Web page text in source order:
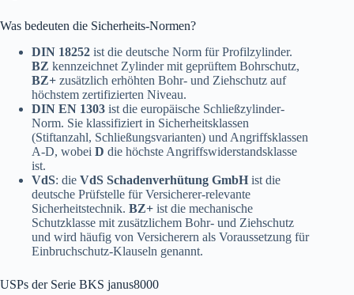
Was bedeuten die Sicherheits-Normen?
DIN 18252 ist die deutsche Norm für Profilzylinder.
BZ kennzeichnet Zylinder mit geprüftem Bohrschutz,
BZ+ zusätzlich erhöhten Bohr- und Ziehschutz auf
höchstem zertifizierten Niveau.
DIN EN 1303 ist die europäische Schließzylinder-
Norm. Sie klassifiziert in Sicherheitsklassen
(Stiftanzahl, Schließungsvarianten) und Angriffsklassen
A-D, wobei D die höchste Angriffswiderstandsklasse
ist.
VdS: die VdS Schadenverhütung GmbH ist die
deutsche Prüfstelle für Versicherer-relevante
Sicherheitstechnik. BZ+ ist die mechanische
Schutzklasse mit zusätzlichem Bohr- und Ziehschutz
und wird häufig von Versicherern als Voraussetzung für
Einbruchschutz-Klauseln genannt.
USPs der Serie BKS janus8000